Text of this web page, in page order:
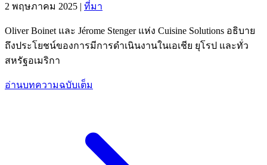
2 พฤษภาคม 2025 | ที่มา
Oliver Boinet และ Jérome Stenger แห่ง Cuisine Solutions อธิบาย
ถึงประโยชน์ของการมีการดำเนินงานในเอเชีย ยุโรป และทั่ว
สหรัฐอเมริกา
อ่านบทความฉบับเต็ม